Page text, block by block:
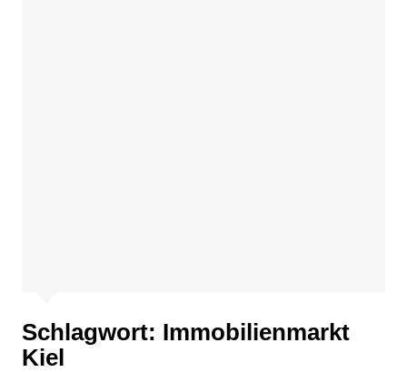
Schlagwort: Immobilienmarkt
Kiel